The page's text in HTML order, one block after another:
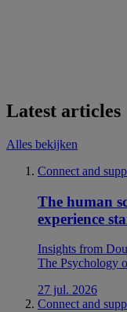
Latest articles
Alles bekijken
Connect and
The human
experience
Insights from
The Psychology
27 jul. 2026
Connect and